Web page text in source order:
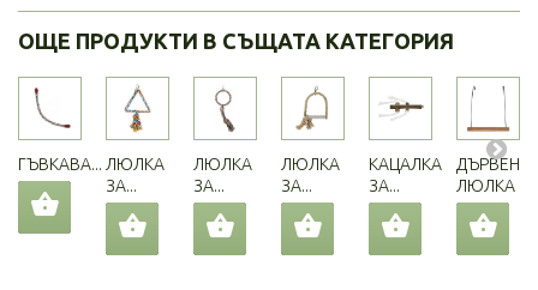
ОЩЕ ПРОДУКТИ В СЪЩАТА КАТЕГОРИЯ
ГЪВКАВА... ЛЮЛКА
ЗА...
ЛЮЛКА
ЗА...
ЛЮЛКА
ЗА...
КАЦАЛКА
ЗА...
ДЪРВЕНА
ЛЮЛКА